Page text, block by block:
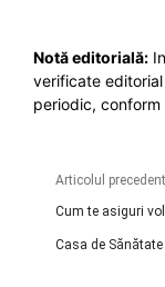
Notă editorială:
verificate
periodic, conform
Articolul precedent
Cum te asiguri
Casa de